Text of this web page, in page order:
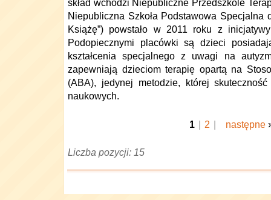
skład wchodzi Niepubliczne Przedszkole
Niepubliczna Szkoła Podstawowa Specjalna
Książę”) powstało w 2011 roku z
Podopiecznymi placówki są dzieci
kształcenia specjalnego z uwagi na
zapewniają dzieciom terapię opartą na
(ABA), jedynej metodzie, której
naukowych.
1 | 2 | następne
Liczba pozycji: 15